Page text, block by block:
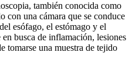
también conocida como
con una cámara que se conduce
esófago, el estómago y el
busca de inflamación, lesiones
tomarse una muestra de tejido